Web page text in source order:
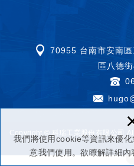
我們將使用cookie等資訊來優
意我們使用。欲瞭解詳細內
70955 台南市安南
區八德
Copyright © 科瑞工業股份有限公司